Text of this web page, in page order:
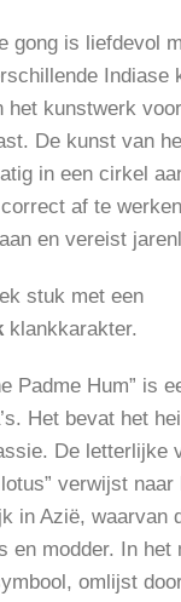
gong is liefdevol
Indiase
het kunstwerk
De kunst van
in een cirkel
af te
en vereist
stuk met een
klankkarakter.
Padme Hum” is
Het bevat het
De letterlijke
verwijst
in Azië, waarvan
en modder. In het
omlijst